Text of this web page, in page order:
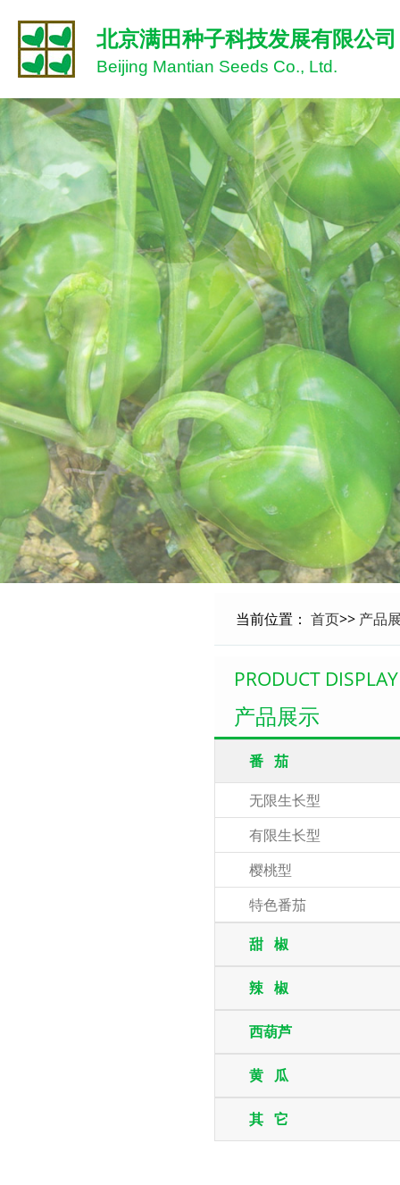
北京满田种子科技发展有限公司
Beijing Mantian Seeds Co., Ltd.
当前位置： 首页>> 产品
PRODUCT DISPLAY
产品展示
番 茄
无限生长型
有限生长型
樱桃型
特色番茄
甜 椒
辣 椒
西葫芦
黄 瓜
其 它